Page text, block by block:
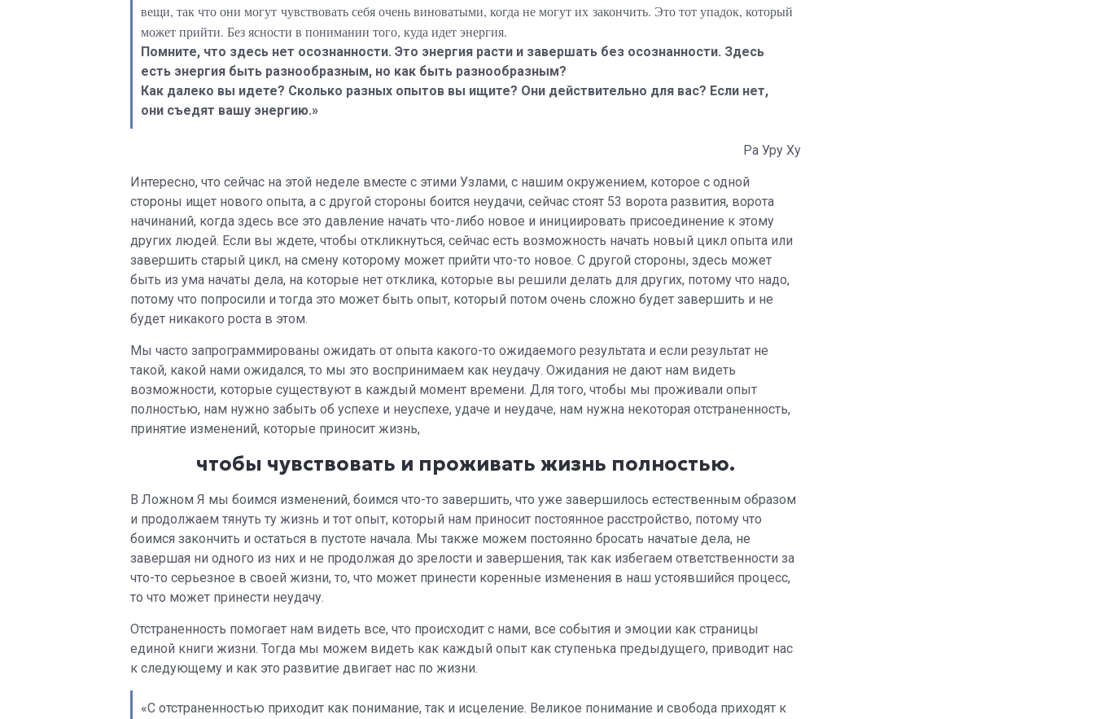
вещи, так что они могут чувствовать себя очень виноватыми, когда не могут их закончить. Это тот упадок, который
может прийти. Без ясности в понимании того, куда идет энергия.
Помните, что здесь нет осознанности. Это энергия расти и завершать без осознанности. Здесь
есть энергия быть разнообразным, но как быть разнообразным?
Как далеко вы идете? Сколько разных опытов вы ищите? Они действительно для вас? Если нет,
они съедят вашу энергию.»
Ра Уру Ху
Интересно, что сейчас на этой неделе вместе с этими Узлами, с нашим окружением, которое с одной
стороны ищет нового опыта, а с другой стороны боится неудачи, сейчас стоят 53 ворота развития, ворота
начинаний, когда здесь все это давление начать что-либо новое и инициировать присоединение к этому
других людей. Если вы ждете, чтобы откликнуться, сейчас есть возможность начать новый цикл опыта или
завершить старый цикл, на смену которому может прийти что-то новое. С другой стороны, здесь может
быть из ума начаты дела, на которые нет отклика, которые вы решили делать для других, потому что надо,
потому что попросили и тогда это может быть опыт, который потом очень сложно будет завершить и не
будет никакого роста в этом.
Мы часто запрограммированы ожидать от опыта какого-то ожидаемого результата и если результат не
такой, какой нами ожидался, то мы это воспринимаем как неудачу. Ожидания не дают нам видеть
возможности, которые существуют в каждый момент времени. Для того, чтобы мы проживали опыт
полностью, нам нужно забыть об успехе и неуспехе, удаче и неудаче, нам нужна некоторая отстраненность,
принятие изменений, которые приносит жизнь,
чтобы чувствовать и проживать жизнь полностью.
В Ложном Я мы боимся изменений, боимся что-то завершить, что уже завершилось естественным образом
и продолжаем тянуть ту жизнь и тот опыт, который нам приносит постоянное расстройство, потому что
боимся закончить и остаться в пустоте начала. Мы также можем постоянно бросать начатые дела, не
завершая ни одного из них и не продолжая до зрелости и завершения, так как избегаем ответственности за
что-то серьезное в своей жизни, то, что может принести коренные изменения в наш устоявшийся процесс,
то что может принести неудачу.
Отстраненность помогает нам видеть все, что происходит с нами, все события и эмоции как страницы
единой книги жизни. Тогда мы можем видеть как каждый опыт как ступенька предыдущего, приводит нас
к следующему и как это развитие двигает нас по жизни.
«С отстраненностью приходит как понимание, так и исцеление. Великое понимание и свобода приходят к